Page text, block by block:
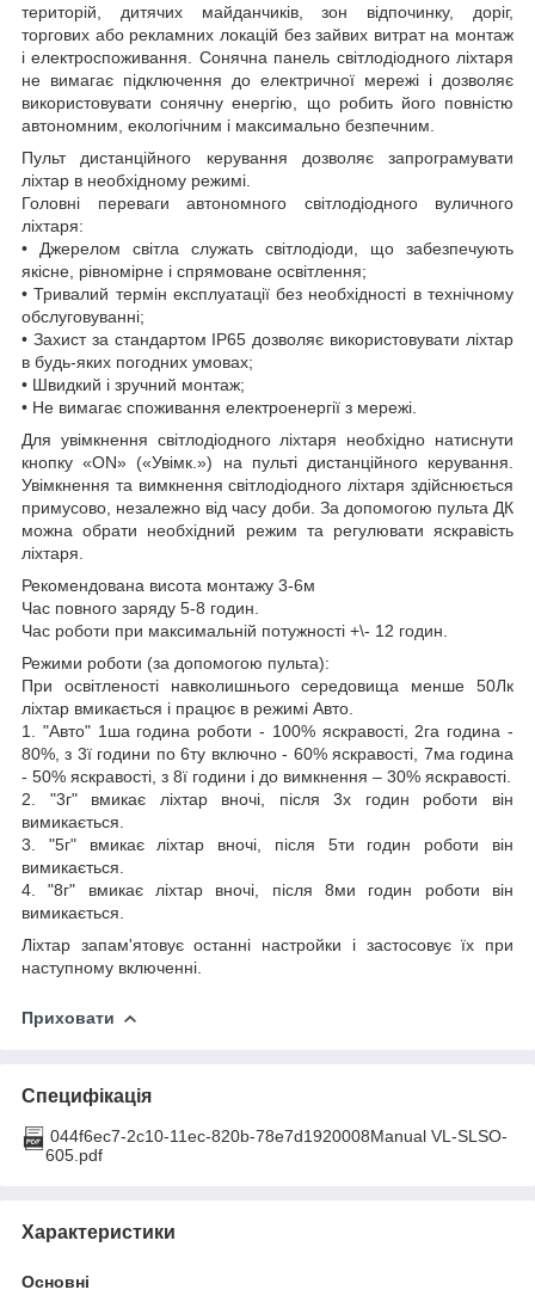
територій, дитячих майданчиків, зон відпочинку, доріг,
торгових або рекламних локацій без зайвих витрат на монтаж
і електроспоживання. Сонячна панель світлодіодного ліхтаря
не вимагає підключення до електричної мережі і дозволяє
використовувати сонячну енергію, що робить його повністю
автономним, екологічним і максимально безпечним.
Пульт дистанційного керування дозволяє запрограмувати
ліхтар в необхідному режимі.
Головні переваги автономного світлодіодного вуличного
ліхтаря:
• Джерелом світла служать світлодіоди, що забезпечують
якісне, рівномірне і спрямоване освітлення;
• Тривалий термін експлуатації без необхідності в технічному
обслуговуванні;
• Захист за стандартом IP65 дозволяє використовувати ліхтар
в будь-яких погодних умовах;
• Швидкий і зручний монтаж;
• Не вимагає споживання електроенергії з мережі.
Для увімкнення світлодіодного ліхтаря необхідно натиснути
кнопку «ON» («Увімк.») на пульті дистанційного керування.
Увімкнення та вимкнення світлодіодного ліхтаря здійснюється
примусово, незалежно від часу доби. За допомогою пульта ДК
можна обрати необхідний режим та регулювати яскравість
ліхтаря.
Рекомендована висота монтажу 3-6м
Час повного заряду 5-8 годин.
Час роботи при максимальній потужності +\- 12 годин.
Режими роботи (за допомогою пульта):
При освітленості навколишнього середовища менше 50Лк
ліхтар вмикається і працює в режимі Авто.
1. "Авто" 1ша година роботи - 100% яскравості, 2га година -
80%, з 3ї години по 6ту включно - 60% яскравості, 7ма година
- 50% яскравості, з 8ї години і до вимкнення – 30% яскравості.
2. "3г" вмикає ліхтар вночі, після 3х годин роботи він
вимикається.
3. "5г" вмикає ліхтар вночі, після 5ти годин роботи він
вимикається.
4. "8г" вмикає ліхтар вночі, після 8ми годин роботи він
вимикається.
Ліхтар запам'ятовує останні настройки і застосовує їх при
наступному включенні.
Приховати
Специфікація
044f6ec7-2c10-11ec-820b-78e7d1920008Manual VL-SLSO-
605.pdf
Характеристики
Основні